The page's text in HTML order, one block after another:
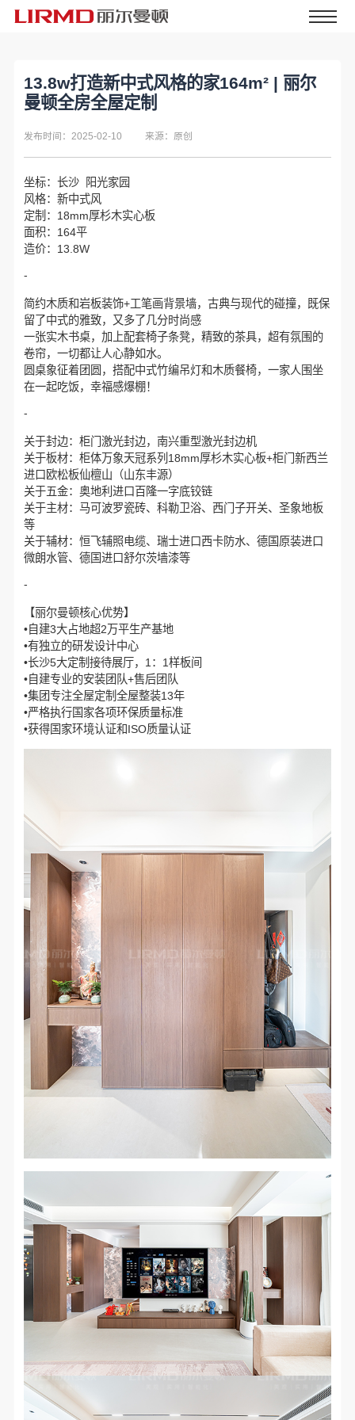
13.8w打造新中式风格的家164m² | 丽尔
曼顿全房全屋定制
发布时间：2025-02-10 来源：原创
坐标：长沙 阳光家园
风格：新中式风
定制：18mm厚杉木实心板
面积：164平
造价：13.8W
-
简约木质和岩板装饰+工笔画背景墙，古典与现代的碰撞，既保
留了中式的雅致，又多了几分时尚感
一张实木书桌，加上配套椅子条凳，精致的茶具，超有氛围的
卷帘，一切都让人心静如水。
圆桌象征着团圆，搭配中式竹编吊灯和木质餐椅，一家人围坐
在一起吃饭，幸福感爆棚！
-
关于封边：柜门激光封边，南兴重型激光封边机
关于板材：柜体万象天冠系列18mm厚杉木实心板+柜门新西兰
进口欧松板仙檀山（山东丰源）
关于五金：奥地利进口百隆一字底铰链
关于主材：马可波罗瓷砖、科勒卫浴、西门子开关、圣象地板
等
关于辅材：恒飞辅照电缆、瑞士进口西卡防水、德国原装进口
微朗水管、德国进口舒尔茨墙漆等
-
【丽尔曼顿核心优势】
•自建3大占地超2万平生产基地
•有独立的研发设计中心
•长沙5大定制接待展厅，1：1样板间
•自建专业的安装团队+售后团队
•集团专注全屋定制全屋整装13年
•严格执行国家各项环保质量标准
•获得国家环境认证和ISO质量认证